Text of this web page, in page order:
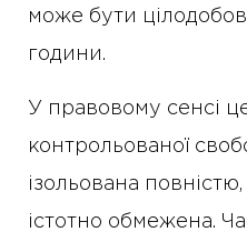
може бути
години.
У правовому сенсі
контрольованої
ізольована повністю,
істотно обмежена.